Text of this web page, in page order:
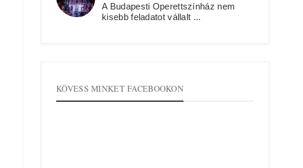
A Budapesti Operettszínház nem
kisebb feladatot vállalt ...
KÖVESS MINKET FACEBOOKON